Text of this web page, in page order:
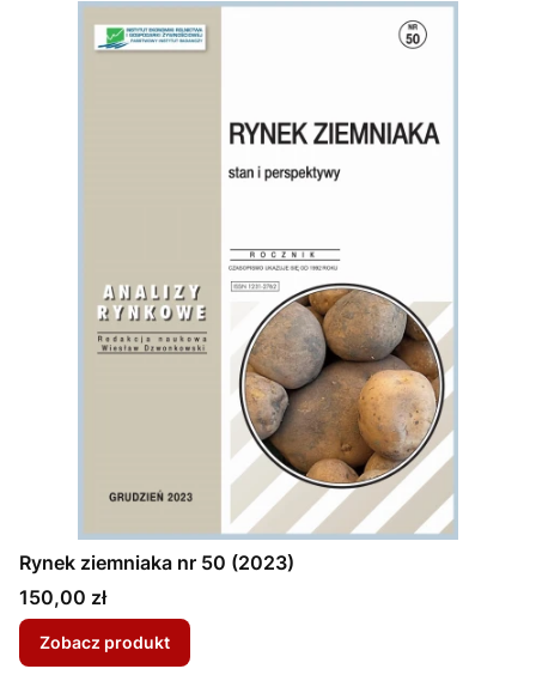
Rynek ziemniaka nr 50 (2023)
Cena
150,00 zł
Zobacz produkt